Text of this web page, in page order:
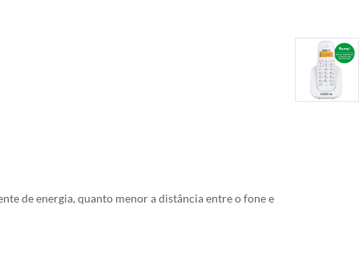
de energia, quanto menor a distância entre o fone e